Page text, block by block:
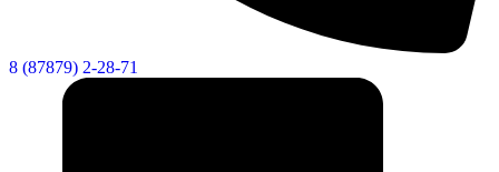
8 (87879) 2-28-71